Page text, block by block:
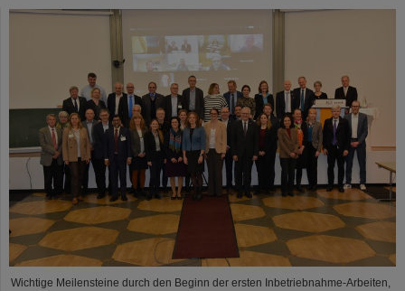
Wichtige Meilensteine durch den Beginn der ersten Inbetriebnahme-Arbeiten,